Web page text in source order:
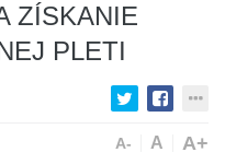
ZÍSKANIE
PLETI
A- A A+